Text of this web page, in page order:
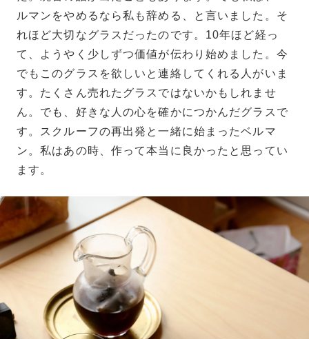
ルマンをやめるなら私も辞める、と言いました。そ
れほど大切なグラスだったのです。10年ほど経っ
て、ようやく少しずつ価値が伝わり始めました。今
でもこのグラスを欲しいと連絡してくれる人がいま
す。たくさん売れたグラスではないかもしれませ
ん。でも、好きな人の心を確かにつかんだグラスで
す。スクルーフの再出発と一緒に始まったベルマ
ン。私はあの時、作って本当に良かったと思ってい
ます。